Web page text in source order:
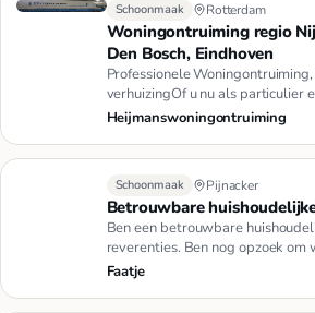
Schoonmaak Rotterdam
Woningontruiming regio
Den Bosch, Eindhoven
Professionele
verhuizingOf u nu als particulier
of verhuisbe…
Heijmanswoningontruiming
Schoonmaak Pijnacker
Betrouwbare
Ben een betrouwbare
reverenties. Ben nog opzoek
u opzoek naar een be…
Faatje